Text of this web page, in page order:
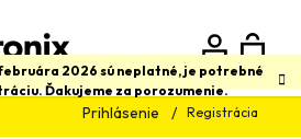
2026 sú neplatné, je potrebné
Ďakujeme za porozumenie.
Prihlásenie Registrácia
Hľadať